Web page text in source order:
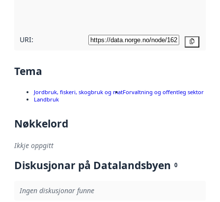
URI:
Tema
Jordbruk, fiskeri, skogbruk og matForvaltning og offentleg sektor
Landbruk
Nøkkelord
Ikkje oppgitt
Diskusjonar på Datalandsbyen 0
Ingen diskusjonar funne